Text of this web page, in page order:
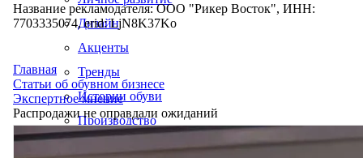
Дизайн
Акценты
Тренды
Истории обуви
Производство
Название рекламодателя: ООО "Рикер Восток", ИНН:
7703335074, erid: LjN8K37Ko
Главная
Статьи об обувном бизнесе
Экспертное мнение
Распродажи не оправдали ожиданий